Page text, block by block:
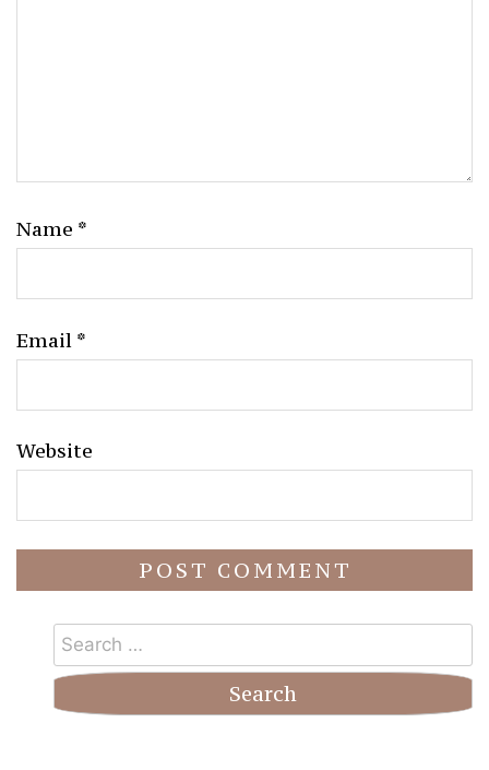
Name *
Email *
Website
Search
for: